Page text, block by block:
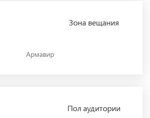
Зона вещания
Армавир
Полаудитории